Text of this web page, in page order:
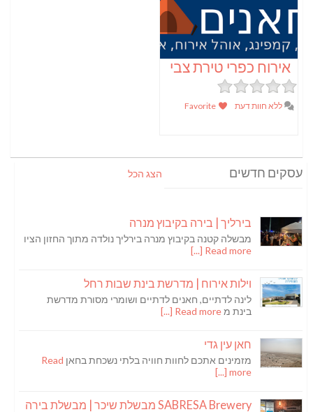
אירוח כפרי טירת צבי
ללא חוות דעת
עסקים חדשים הצג הכל
בירליך | בירה בקיבוץ מנרה
מבשלה קטנה בקיבוץ מנרה בירליך נולדה מתוך החזון הציו
Read more [...]
וילות אירוח | מדרשת בינת שבות רחל
לינה לדתיים, חאנים לדתיים ושומרי מסורת מדרשת
בינת מRead more [...]
חאן עין גדי
מזמינים אתכם לחוות חוויה בלתי נשכחת בחאן Read
more [...]
SABRESA Brewery מבשלת שיכר | מבשלת בירה